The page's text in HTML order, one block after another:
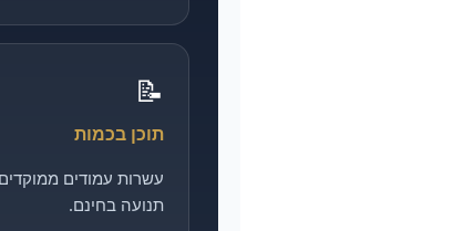
📝
תוכן בכמות
עשרות עמודים
תנועה בחינם.